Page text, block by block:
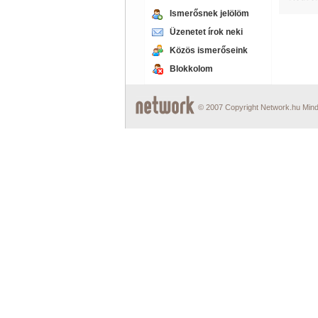
Ismerősnek jelölöm
Üzenetet írok neki
Közös ismerőseink
Blokkolom
© 2007 Copyright Network.hu